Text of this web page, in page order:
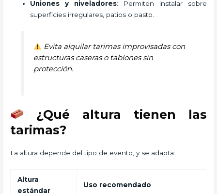
Uniones y niveladores: Permiten instalar sobre
superficies irregulares, patios o pasto.
Evita alquilar tarimas improvisadas con
estructuras caseras o tablones sin
protección.
¿Qué altura tienen las
tarimas?
La altura depende del tipo de evento, y se adapta:
Altura
estándar
Uso recomendado